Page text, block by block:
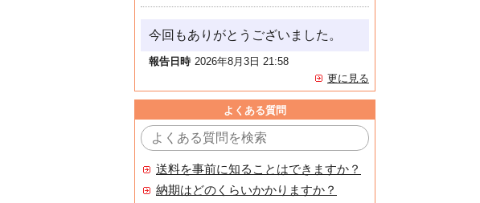
今回もありがとうございました。
報告日時 2026年8月3日 21:58
更に見る
よくある質問
送料を事前に知ることはできますか？
納期はどのくらいかかりますか？